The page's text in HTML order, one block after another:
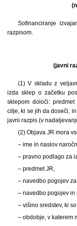
Sofinanciranje
razpisom.
(javni
(1) V skladu z
izda sklep o začetku
sklepom določi:
cilje, ki se jih da doseči,
javni razpis (v
(2) Objava JR mora
– ime in naslov
– pravno podlago za
– predmet JR,
– navedbo pogojev
– navedbo pogojev in
– višino sredstev, ki
– obdobje, v katerem